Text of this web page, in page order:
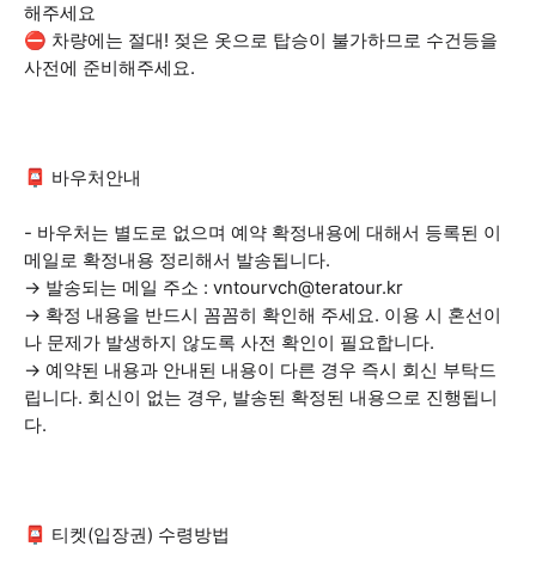
해주세요
⛔ 차량에는 절대! 젖은 옷으로 탑승이 불가하므로 수건등을
사전에 준비해주세요.
📮 바우처안내
- 바우처는 별도로 없으며 예약 확정내용에 대해서 등록된 이
메일로 확정내용 정리해서 발송됩니다.
→ 발송되는 메일 주소 : vntourvch@teratour.kr
→ 확정 내용을 반드시 꼼꼼히 확인해 주세요. 이용 시 혼선이
나 문제가 발생하지 않도록 사전 확인이 필요합니다.
→ 예약된 내용과 안내된 내용이 다른 경우 즉시 회신 부탁드
립니다. 회신이 없는 경우, 발송된 확정된 내용으로 진행됩니
다.
📮 티켓(입장권) 수령방법